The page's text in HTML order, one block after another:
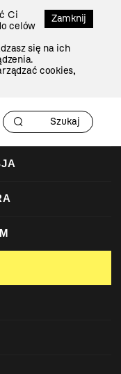
Zamknij
Ci
celów
się na ich
cookies,